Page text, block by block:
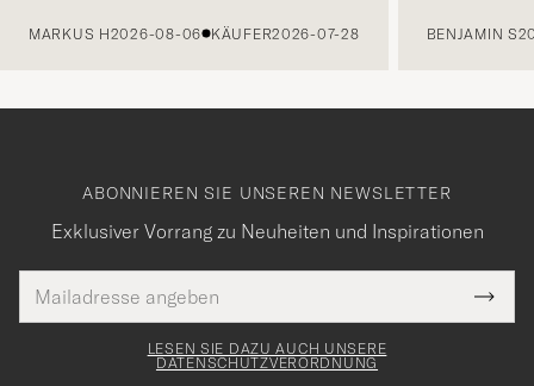
MARKUS H2026-08-06 KÄUFER2026-07-28 BENJAMIN S
ABONNIEREN SIE UNSEREN NEWSLETTER
Exklusiver Vorrang zu Neuheiten und Inspirationen
Mail
Adresse
Tack
för
LESEN SIE DAZU AUCH UNSERE
DATENSCHUTZVERORDNUNG